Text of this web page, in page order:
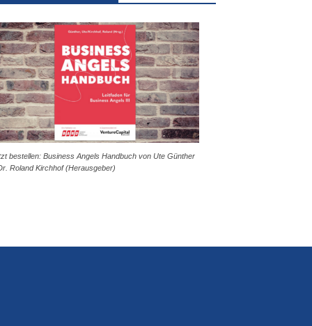
bestellen: Business Angels Handbuch von Ute Günther
Roland Kirchhof (Herausgeber)